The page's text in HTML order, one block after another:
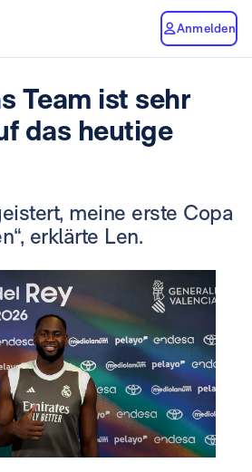
Anmelden
Team ist sehr
das heutige
meine erste Copa
erklärte Len.